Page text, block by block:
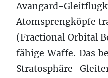
Avangard-
Atomsprengköpfe
(Fractional Orbital
fähige Waffe. Das
Stratosphäre